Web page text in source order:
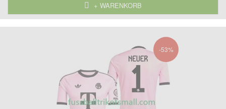
+ WARENKORB
-53%